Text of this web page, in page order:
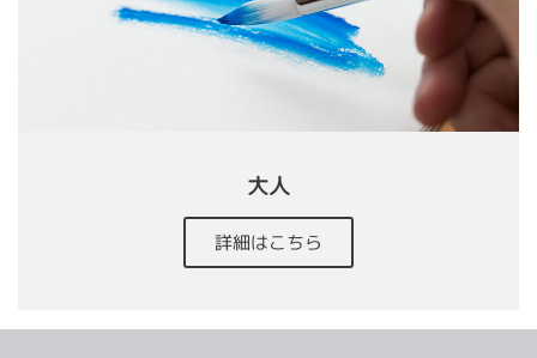
大人
詳細はこちら